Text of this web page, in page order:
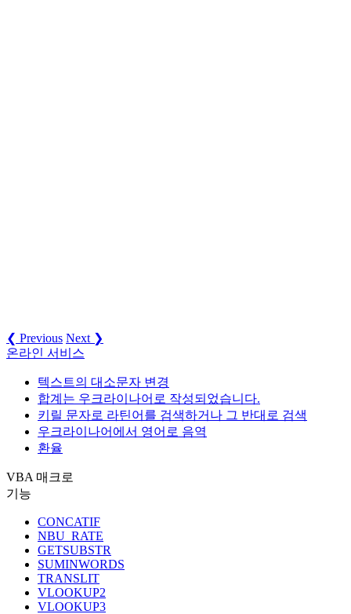
❮ Previous Next ❯
온라인 서비스
텍스트의 대소문자 변경
합계는 우크라이나어로 작성되었습니다.
키릴 문자로 라틴어를 검색하거나 그 반대로 검색
우크라이나어에서 영어로 음역
환율
VBA 매크로
기능
CONCATIF
NBU_RATE
GETSUBSTR
SUMINWORDS
TRANSLIT
VLOOKUP2
VLOOKUP3